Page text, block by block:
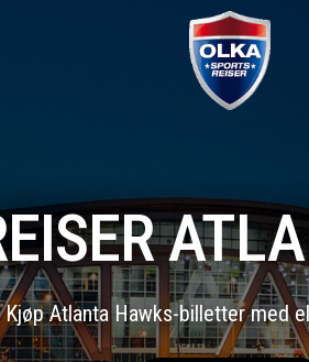
Kjøp Atlanta Hawks-billetter med